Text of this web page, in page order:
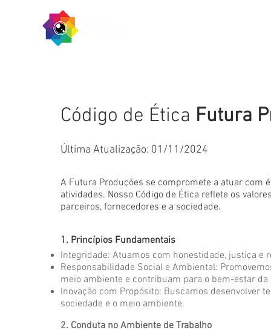
Código de Ética Futura
Última Atualização: 01/11/2024
A Futura Produções se compromete a atuar com
atividades. Nosso Código de Ética reflete os
parceiros, fornecedores e a sociedade.
1. Princípios Fundamentais
Integridade: Atuamos com honestidade, justiça e
Responsabilidade Social e Ambiental:
meio ambiente e contribuam para o bem-estar da
Inovação com Propósito: Buscamos desenvolver
sociedade e o meio ambiente.
2. Conduta no Ambiente de Trabalho